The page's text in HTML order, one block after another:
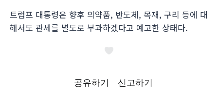
트럼프 대통령은 향후 의약품, 반도체, 목재, 구리 등에 대
해서도 관세를 별도로 부과하겠다고 예고한 상태다.
공유하기 신고하기